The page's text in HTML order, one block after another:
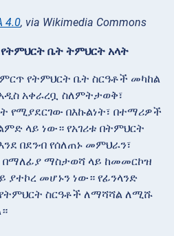
4.0, via Wikimedia Commons
ቤት ትምህርት አላት
የትምህርት ቤት ስርዓቶች መካከል
አቀራረቧ ስለምትታወቅ፣
የሚያደርገው በእኩልነት፣ በተማሪዎች
ላይ ነው። የአገሪቱ በትምህርት
በደንብ የሰለጠኑ መምህራን፣
በማለፊያ ማስታወሻ ላይ ከመመርኮዝ
ያተኮረ መሆኑን ነው። የፊንላንድ
ስርዓቶች ለማሻሻል ለሚሹ